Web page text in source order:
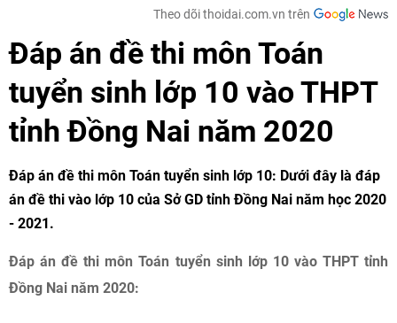
Theo dõi thoidai.com.vn trên
Đáp án đề thi môn Toán
tuyển sinh lớp 10 vào THPT
tỉnh Đồng Nai năm 2020
Đáp án đề thi môn Toán tuyển sinh lớp 10: Dưới đây là đáp
án đề thi vào lớp 10 của Sở GD tỉnh Đồng Nai năm học 2020
- 2021.
Đáp án đề thi môn Toán tuyển sinh lớp 10 vào THPT tỉnh
Đồng Nai năm 2020: